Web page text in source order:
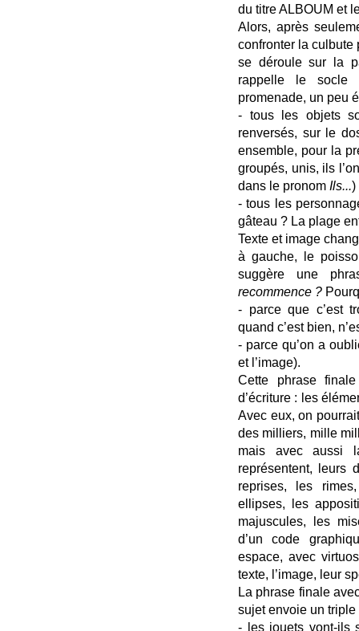
du titre ALBOUM et
Alors, après
confronter la culbute
se déroule sur la
rappelle le socle
promenade, un peu
- tous les objets
renversés, sur le
ensemble, pour la
groupés, unis, ils
dans le pronom Ils...)
- tous les
gâteau ? La plage
Texte et image
à gauche, le
suggère une
recommence ?
- parce que c’est
quand c’est bien,
- parce qu’on a
et l’image).
Cette phrase
d’écriture : les
Avec eux, on
des milliers, mille
mais avec aussi
représentent, leurs
reprises, les
ellipses, les
majuscules, les
d’un code
espace, avec
texte, l’image, leur
La phrase finale
sujet envoie un triple
- les jouets vont-ils